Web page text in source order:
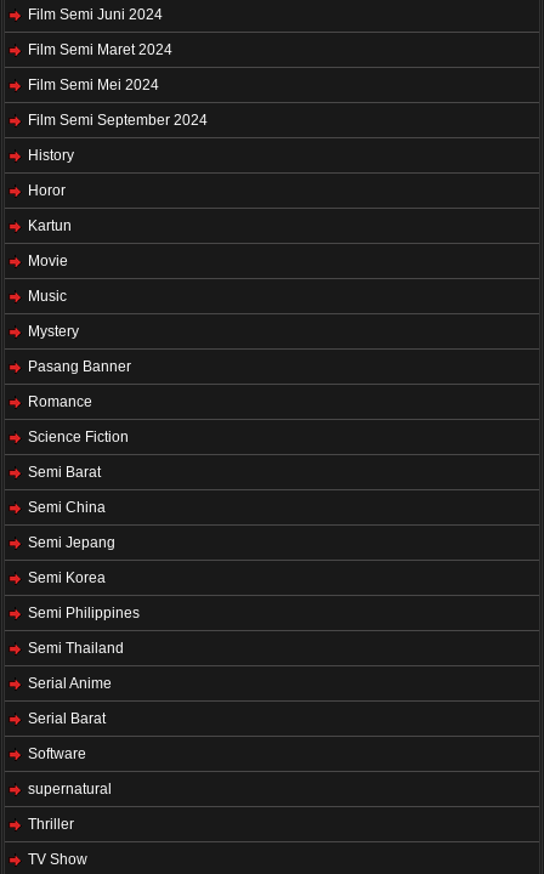
Film Semi Juni 2024
Film Semi Maret 2024
Film Semi Mei 2024
Film Semi September 2024
History
Horor
Kartun
Movie
Music
Mystery
Pasang Banner
Romance
Science Fiction
Semi Barat
Semi China
Semi Jepang
Semi Korea
Semi Philippines
Semi Thailand
Serial Anime
Serial Barat
Software
supernatural
Thriller
TV Show